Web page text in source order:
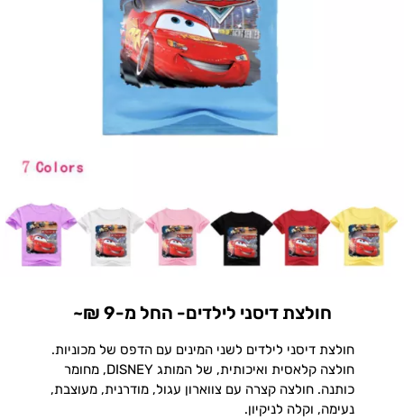
חולצת דיסני לילדים- החל מ-9 ₪~
חולצת דיסני לילדים לשני המינים עם הדפס של מכוניות.
חולצה קלאסית ואיכותית, של המותג DISNEY, מחומר
כותנה. חולצה קצרה עם צווארון עגול, מודרנית, מעוצבת,
נעימה, וקלה לניקיון.